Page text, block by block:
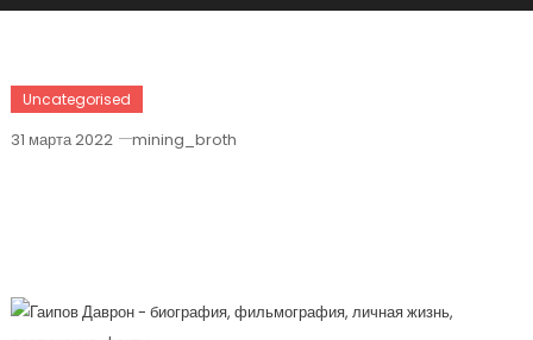
Uncategorised
31 марта 2022 mining_broth